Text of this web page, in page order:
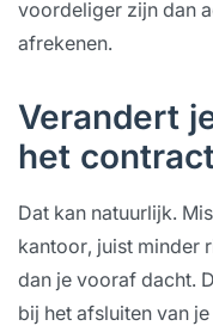
voordeliger zijn dan
afrekenen.
Verandert
het
Dat kan natuurlijk.
kantoor, juist minder
dan je vooraf dacht.
bij het afsluiten van